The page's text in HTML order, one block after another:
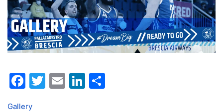
Facebook
Twitter
EmailLinkedIn
Gallery